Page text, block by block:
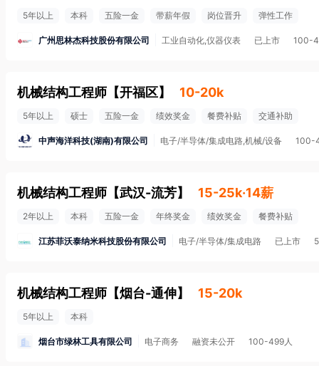
5年以上 本科 五险一金 带薪年假 岗位晋升 弹性工作
广州思林杰科技股份有限公司 工业自动化,仪器仪表 已上市 100-
机械结构工程师 【开福区】 10-20k
5年以上 硕士 五险一金 绩效奖金 餐费补贴 交通补助
中声海洋科技(湖南)有限公司 电子/半导体/集成电路,机械/设备 100-
机械结构工程师 【武汉-流芳】 15-25k·14薪
2年以上 本科 五险一金 年终奖金 绩效奖金 餐费补贴
江苏菲沃泰纳米科技股份有限公司 电子/半导体/集成电路 已上市
机械结构工程师 【烟台-通伸】 15-20k
5年以上 本科
烟台市绿林工具有限公司 电子商务 融资未公开 100-499人